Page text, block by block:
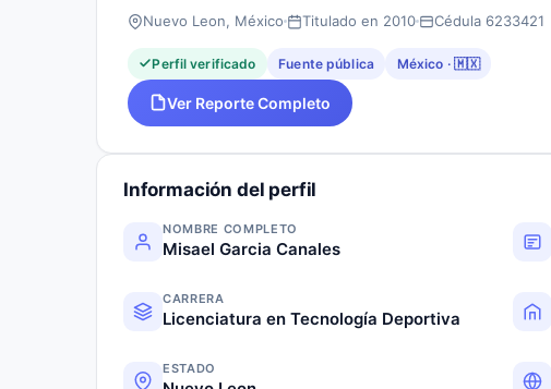
Nuevo Leon, México Titulado en 2010 Cédula 6233421
Perfil verificado Fuente pública México · 🇲🇽
Ver Reporte Completo
Información del perfil
NOMBRE COMPLETO
Misael Garcia Canales
CARRERA
Licenciatura en Tecnología Deportiva
ESTADO